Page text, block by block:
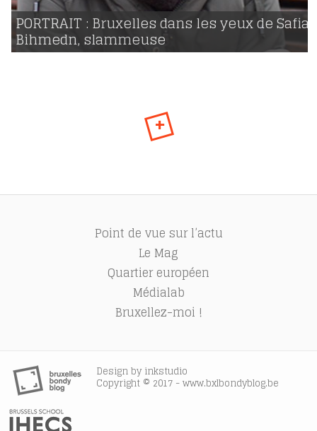
PORTRAIT : Bruxelles dans les yeux de Safia
Bihmedn, slammeuse
voir
21 | 12 | 2017
1670
+
Point de vue sur l’actu
Le Mag
Quartier européen
Médialab
Bruxellez-moi !
Design by inkstudio
Copyright © 2017 - www.bxlbondyblog.be